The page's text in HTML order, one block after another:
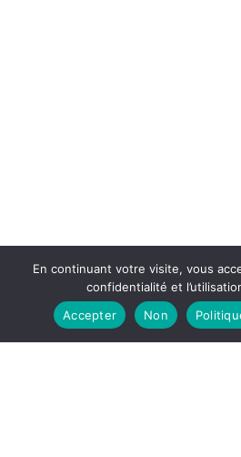
En continuant votre visite, vous
confidentialité et
Accepter
Non